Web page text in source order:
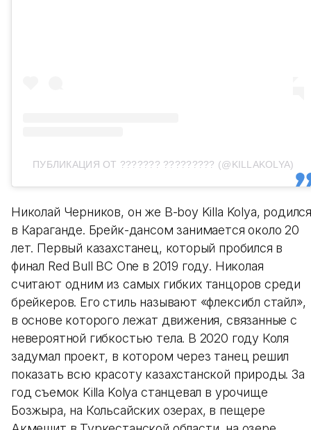
ПУБЛИКАЦИЯ ОТ ??????? ????????? (@KILLAKOLYA)
Николай Черников, он же B-boy Killa Kolya, родился
в Караганде. Брейк-дансом занимается около 20
лет. Первый казахстанец, который пробился в
финал Red Bull BC One в 2019 году. Николая
считают одним из самых гибких танцоров среди
брейкеров. Его стиль называют «флексибл стайл»,
в основе которого лежат движения, связанные с
невероятной гибкостью тела. В 2020 году Коля
задумал проект, в котором через танец решил
показать всю красоту казахстанской природы. За
год съемок Killa Kolya станцевал в урочище
Бозжыра, на Кольсайских озерах, в пещере